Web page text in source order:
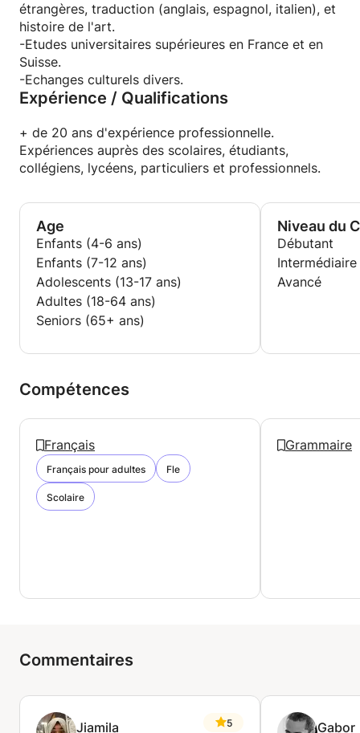
étrangères, traduction (anglais, espagnol, italien), et
histoire de l'art.
-Etudes universitaires supérieures en France et en
Suisse.
-Echanges culturels divers.
Expérience / Qualifications
+ de 20 ans d'expérience professionnelle.
Expériences auprès des scolaires, étudiants,
collégiens, lycéens, particuliers et professionnels.
Age
Enfants (4-6 ans)
Enfants (7-12 ans)
Adolescents (13-17 ans)
Adultes (18-64 ans)
Seniors (65+ ans)
Niveau du
Débutant
Intermédiaire
Avancé
Compétences
Français
Français pour adultes Fle
Scolaire
Grammaire
Commentaires
Jiamila 5 Gabor